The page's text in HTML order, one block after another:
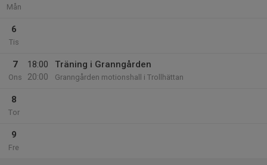
Mån
6
Tis
7
Ons
18:00
20:00
Träning i Granngården
Granngården motionshall i Trollhättan
8
Tor
9
Fre